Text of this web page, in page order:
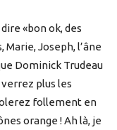
«bon ok, des
Marie, Joseph, l’âne
Dominick Trudeau
plus les
follement en
orange ! Ah là, je